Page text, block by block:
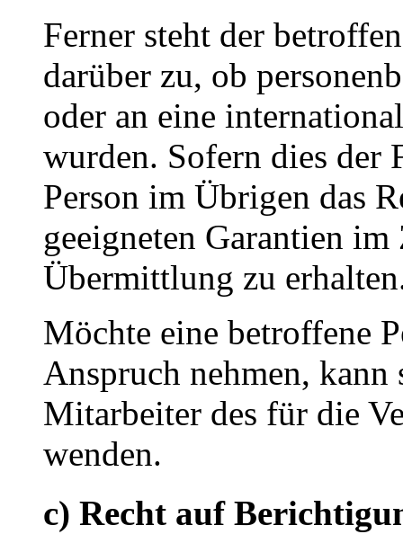
Ferner steht der
darüber zu, ob
oder an eine
wurden. Sofern dies der
Person im Übrigen das
geeigneten Garantien
Übermittlung zu
Möchte eine betroffene
Anspruch nehmen,
Mitarbeiter des für die
wenden.
c) Recht auf